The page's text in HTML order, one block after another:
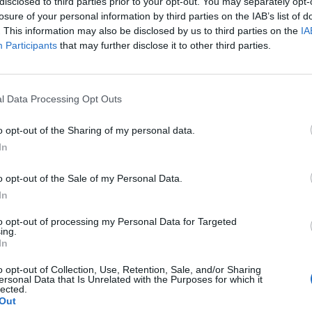
of your personal information by third parties on the IAB’s list of
This information may also be disclosed by us to third parties on the
Participants that may further disclose it to other third parties.
Data Processing Opt Outs
opt-out of the Sharing of my personal data.
opt-out of the Sale of my Personal Data.
opt-out of processing my Personal Data for Targeted
opt-out of Collection, Use, Retention, Sale, and/or Sharing
Data that Is Unrelated with the Purposes for which it
SS Sempione 60/62,Meina
Mappa
Antico Verbano è un Residence di nuova costruzione situato a
spiaggia privata e piscina di prossima apertura. Arredato in
Ultima struttura prenotata
Albergo Residence Isotta
L'Albergo Residence Isotta è la scelta ideale per professionisti in
Veruno, ma si rivela anche un'ottima base per quanti si recano
La struttura vicino Arona con i migliori giudizi
Hotel Lo Scoiattolo
6.22 km
Massino Visconti
L'Hotel Lo Scoiattolo è una moderna costruzione situata in una